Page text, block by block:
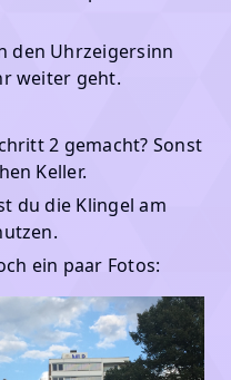
den Uhrzeigersinn
weiter geht.
2 gemacht? Sonst
Keller.
du die Klingel am
ein paar Fotos: